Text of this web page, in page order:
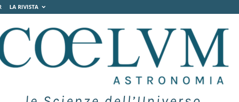
LA RIVISTA